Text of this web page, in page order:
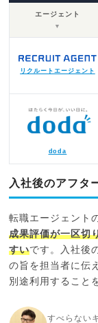
エージェント
▼
リクルートエージェント
doda
入社後のアフタ
転職エージェント
成果評価が一区切
すいです。入社後
の旨を担当者に伝
別途利用すること
すべらない